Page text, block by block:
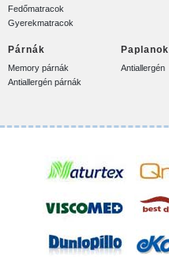
Fedőmatracok
Gyerekmatracok
Párnák
Memory párnák
Antiallergén párnák
Paplanok
Antiallergén